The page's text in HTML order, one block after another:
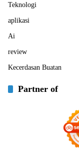
Teknologi
aplikasi
Ai
review
Kecerdasan Buatan
Partner of